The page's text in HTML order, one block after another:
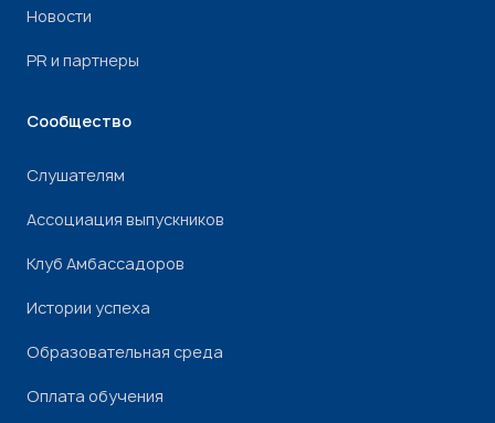
Новости
PR и партнеры
Сообщество
Слушателям
Ассоциация выпускников
Клуб Амбассадоров
Истории успеха
Образовательная среда
Оплата обучения